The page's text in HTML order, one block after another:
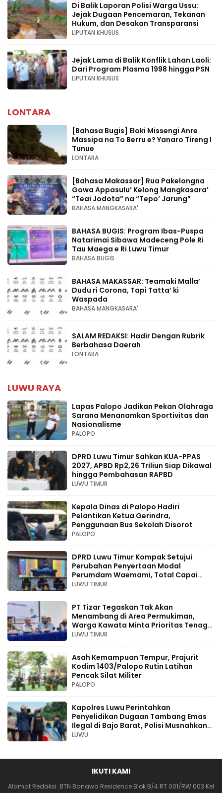
Di Balik Laporan Polisi Warga Ussu:
Jejak Dugaan Pencemaran, Tekanan
Hukum, dan Desakan Transparansi
LIPUTAN KHUSUS
Jejak Lama di Balik Konflik Lahan Laoli:
Dari Program Plasma 1998 hingga PSN
LIPUTAN KHUSUS
LONTARA
[Bahasa Bugis] ‎Eloki Missengi Anre
Massipa na To Berru e? Yanaro Tireng I
Tunue
LONTARA
[Bahasa Makassar] Rua Pakelongna
Gowa Appasulu’ Kelong Mangkasara’
“Teai Jodota” na “Tepo’ Jarung”
BAHASA MANGKASARA'
BAHASA BUGIS: Program Ibas-Puspa
Natarimai Sibawa Madeceng Pole Ri
Tau Maega e Ri Luwu Timur
BAHASA BUGIS
BAHASA MAKASSAR: Teamaki Malla’
Dudu ri Corona, Tapi Tatta’ ki
Waspada
BAHASA MANGKASARA'
SALAM REDAKSI: Hadir Dengan Rubrik
Berbahasa Daerah
LONTARA
LUWU RAYA
Lapas Palopo Jadikan Pekan Olahraga
Sarana Menanamkan Sportivitas dan
Nasionalisme
PALOPO
DPRD Luwu Timur Sahkan KUA-PPAS
2027, APBD Rp2,26 Triliun Siap Dikawal
hingga Pembahasan RAPBD
LUWU TIMUR
Kepala Dinas di Palopo Hadiri
Pelantikan Ketua Gerindra,
Penggunaan Bus Sekolah Disorot
PALOPO
DPRD Luwu Timur Kompak Setujui
Perubahan Penyertaan Modal
Perumdam Waemami, Total Capai
Rp131,68 Miliar Hingga 2030
LUWU TIMUR
PT Tizar Tegaskan Tak Akan
Menambang di Area Permukiman,
Warga Kawata Minta Prioritas Tenaga
Kerja Lokal
LUWU TIMUR
Asah Kemampuan Tempur, Prajurit
Kodim 1403/Palopo Rutin Latihan
Pencak Silat Militer
PALOPO
Kapolres Luwu Perintahkan
Penyelidikan Dugaan Tambang Emas
Ilegal di Bajo Barat, Polisi Musnahkan
Sarana Penambangan
LUWU
IKUTI KAMI
Alamat Redaksi: BTN Banawa Residence Blok B/4 RT 001/RW 003 Kel